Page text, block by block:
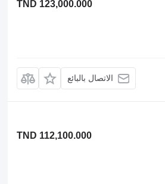
TND 123,000.000
الاتصال بالبائع
TND 112,100.000